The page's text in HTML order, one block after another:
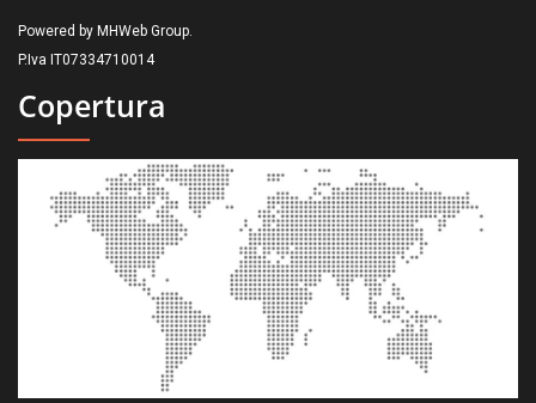
Powered by MHWeb Group.
P.Iva IT07334710014
Copertura